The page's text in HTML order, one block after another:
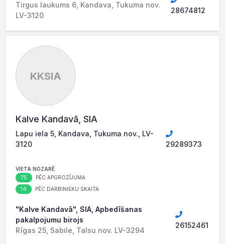
Tirgus laukums 6, Kandava, Tukuma nov.
LV-3120
28674812
KKSIA
Kalve Kandavā, SIA
Lapu iela 5, Kandava, Tukuma nov., LV-
3120
29289373
VIETA NOZARĒ
75 PĒC APGROZĪJUMA
14 PĒC DARBINIEKU SKAITA
"Kalve Kandavā", SIA, Apbedīšanas
pakalpojumu birojs
Rīgas 25, Sabile, Talsu nov. LV-3294
26152461